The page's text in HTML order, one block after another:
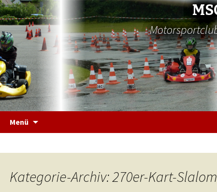
Menü
Kategorie-Archiv: 270er-Kart-Slalom